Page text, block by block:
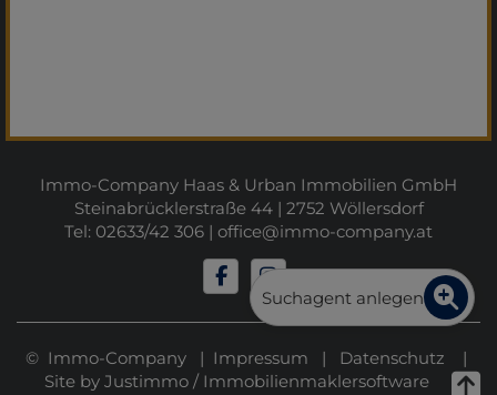
Immo-Company Haas & Urban Immobilien GmbH
Steinabrücklerstraße 44 | 2752 Wöllersdorf
Tel: 02633/42 306 | office@immo-company.at
© Immo-Company | Impressum | Datenschutz |
Site by Justimmo/ Immobilienmaklersoftware
Suchagent anlegen